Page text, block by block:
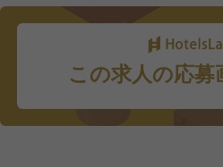
この求人の応